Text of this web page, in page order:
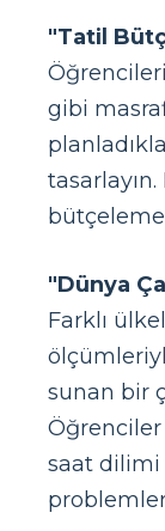
"Tatil
gibi
"Dünya
Farklı
sunan bir
saat dilimi